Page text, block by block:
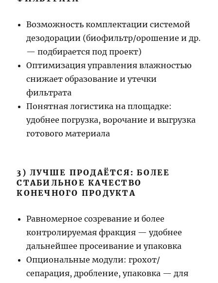
Возможность комплектации системой
дезодорации (биофильтр/орошение и др.
— подбирается под проект)
Оптимизация управления влажностью
снижает образование и утечки
фильтрата
Понятная логистика на площадке:
удобнее погрузка, ворочание и выгрузка
готового материала
3) ЛУЧШЕ ПРОДАЁТСЯ: БОЛЕЕ
СТАБИЛЬНОЕ КАЧЕСТВО
КОНЕЧНОГО ПРОДУКТА
Равномерное созревание и более
контролируемая фракция — удобнее
дальнейшее просеивание и упаковка
Опциональные модули: грохот/
сепарация, дробление, упаковка — для